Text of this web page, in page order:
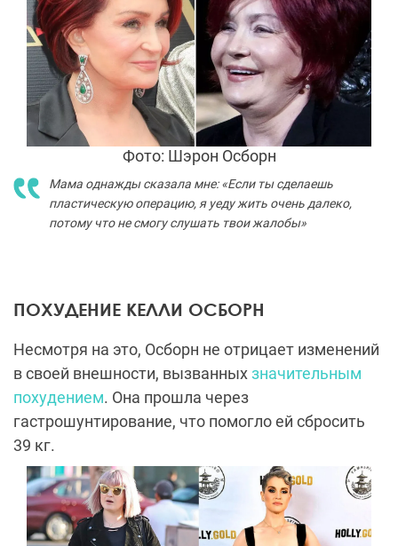
Фото: Шэрон Осборн
Мама однажды сказала мне: «Если ты сделаешь
пластическую операцию, я уеду жить очень далеко,
потому что не смогу слушать твои жалобы»
ПОХУДЕНИЕ КЕЛЛИ ОСБОРН
Несмотря на это, Осборн не отрицает изменений
в своей внешности, вызванныхзначительным
похудением. Она прошла через
гастрошунтирование, что помогло ей сбросить
39 кг.